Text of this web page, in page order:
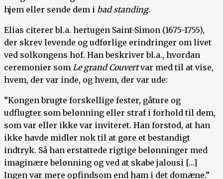
hjem eller sende dem i bad standing.
Elias citerer bl.a. hertugen Saint-Simon (1675-1755),
der skrev levende og udførlige erindringer om livet
ved solkongens hof. Han beskriver bl.a., hvordan
ceremonier som Le grand Couvertvar med til at vise,
hvem, der var inde, og hvem, der var ude:
”Kongen brugte forskellige fester, gåture og
udflugter som belønning eller straf i forhold til dem,
som var eller ikke var inviteret. Han forstod, at han
ikke havde midler nok til at gøre et bestandigt
indtryk. Så han erstattede rigtige belønninger med
imaginære belønning og ved at skabe jalousi […]
Ingen var mere opfindsom end ham i det domæne.”